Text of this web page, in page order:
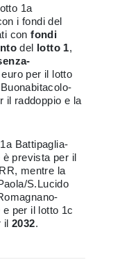
1a
i fondi del
confondi
del lotto 1,
per il lotto
il raddoppio e la
Battipaglia-
è prevista per il
mentre la
S.Lucido
e per il lotto 1c
il 2032.